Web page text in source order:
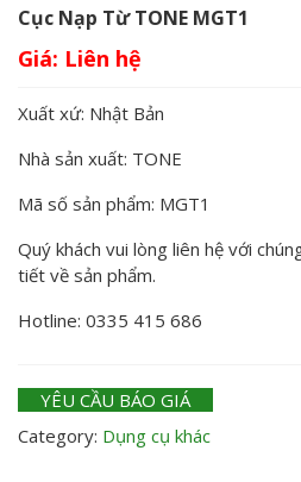
Cục Nạp Từ TONE MGT1
Giá:
Xuất xứ: Nhật Bản
Nhà sản xuất: TONE
Mã số sản phẩm: MGT1
Quý khách vui lòng liên hệ với
tiết về sản phẩm.
Hotline: 0335 415 686
YÊU CẦU BÁO GIÁ
Category: Dụng cụ khác